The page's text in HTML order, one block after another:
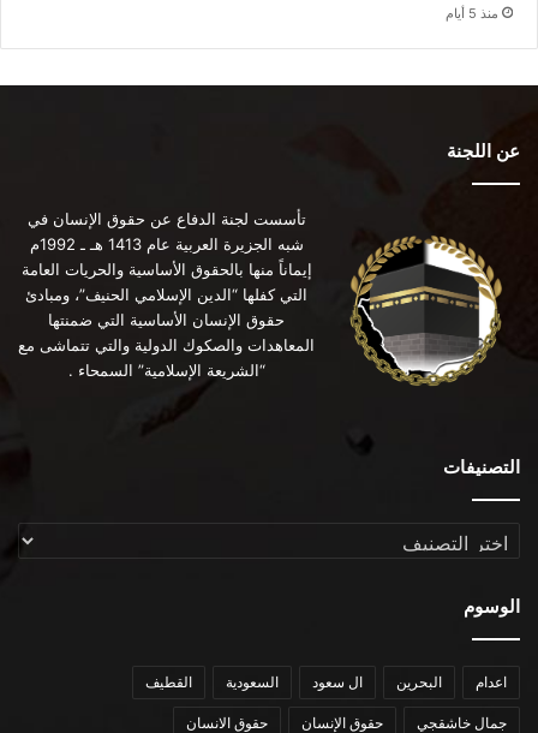
منذ 5 أيام
عن اللجنة
تأسست لجنة الدفاع عن حقوق الإنسان في
شبه الجزيرة العربية عام 1413 هـ ـ 1992م
إيماناً منها بالحقوق الأساسية والحريات العامة
التي كفلها “الدين الإسلامي الحنيف”، ومبادئ
حقوق الإنسان الأساسية التي ضمنتها
المعاهدات والصكوك الدولية والتي تتماشى مع
“الشريعة الإسلامية” السمحاء .
التصنيفات
التصنيفات
الوسوم
اعدام البحرين ال سعود السعودية القطيف
جمال خاشقجي حقوق الإنسان حقوق الانسان